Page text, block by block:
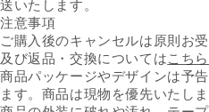
送いたします。
注意事項
ご購入後のキャンセルは原則お
及び返品・交換についてはこちら
商品パッケージやデザインは予
ます。商品は現物を優先いたしま